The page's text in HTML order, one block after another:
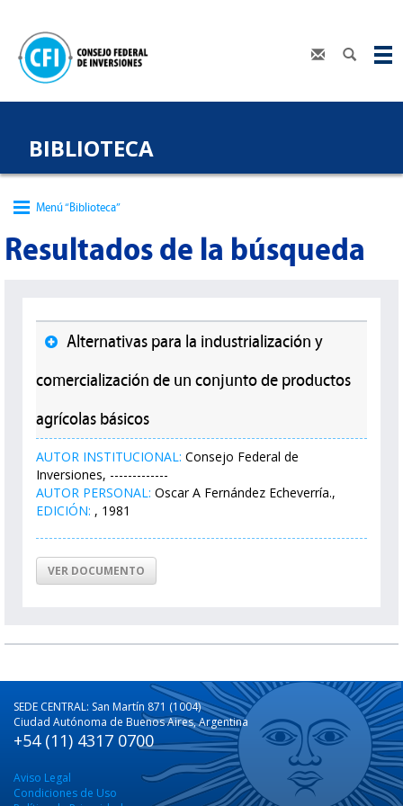
BIBLIOTECA
Menú “Biblioteca”
Resultados de la búsqueda
Alternativas para la industrialización y
comercialización de un conjunto de productos
agrícolas básicos
AUTOR INSTITUCIONAL: Consejo Federal de
Inversiones, -------------
AUTOR PERSONAL: Oscar A Fernández Echeverría.,
EDICIÓN: , 1981
VER DOCUMENTO
SEDE CENTRAL: San Martín 871 (1004)
Ciudad Autónoma de Buenos Aires, Argentina
+54 (11) 4317 0700
Aviso Legal
Condiciones de Uso